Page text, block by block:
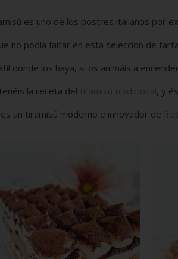
es uno de los postres italianos por
no podía faltar en esta selección de
donde los haya, si os animáis a
la receta del tiramisú tradicional, y
un tiramisú moderno e innovador de